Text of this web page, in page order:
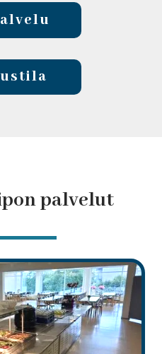
palvelut